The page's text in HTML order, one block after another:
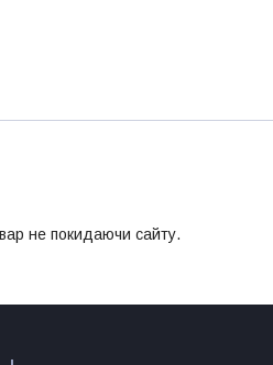
не покидаючи сайту.